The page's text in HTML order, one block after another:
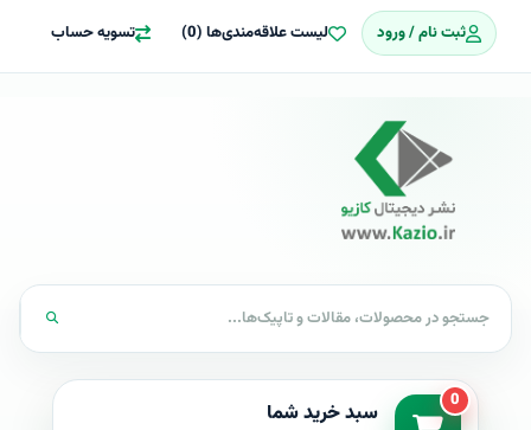
ثبت نام / ورود لیست علاقه‌مندی‌ها (0) تسویه حساب
0 سبد خرید شما